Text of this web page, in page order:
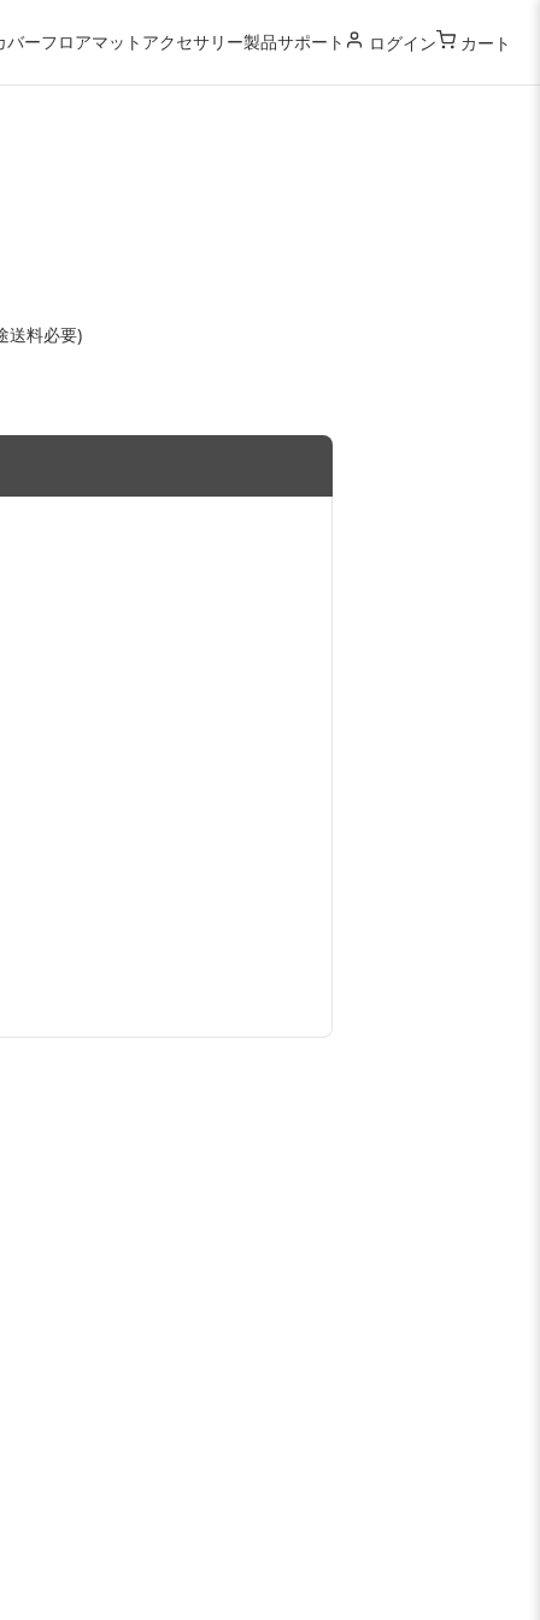
バーフロアマット アクセサリー製品サポート ログイン カート
送料必要)